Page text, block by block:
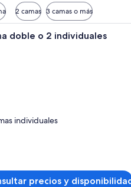
2 camas 3 camas o más
Edredones de plumas,
doble o 2 individuales
individuales
precios y